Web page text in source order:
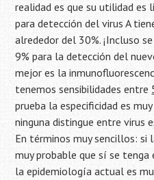
realidad es que su utilidad es
para detección del virus A
alrededor del 30%. ¡Incluso
9% para la detección del
mejor es la
tenemos sensibilidades entre
prueba la especificidad es
ninguna distingue entre virus
En términos muy sencillos: si
muy probable que sí se
la epidemiología actual es